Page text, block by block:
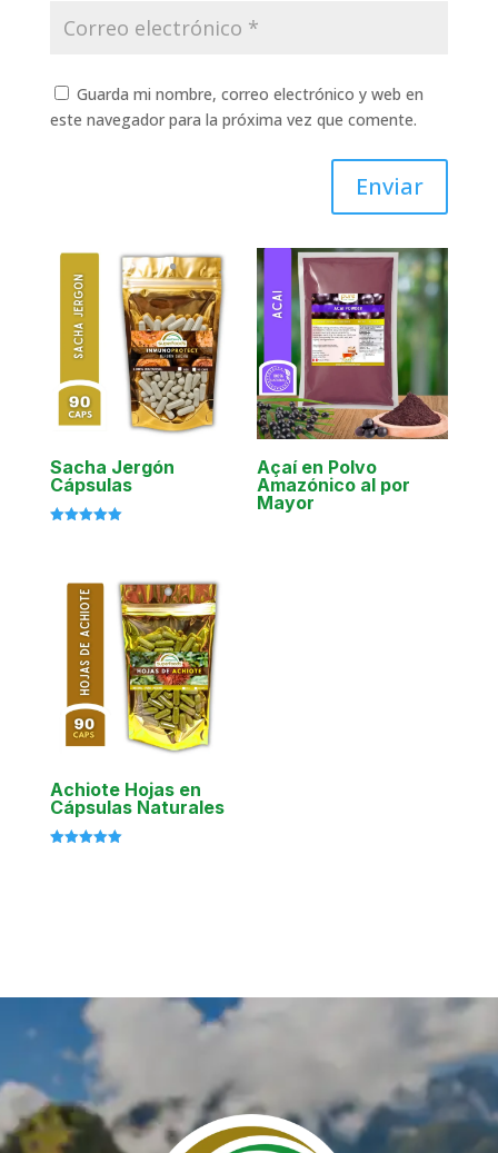
Guarda mi nombre, correo electrónico y web en
este navegador para la próxima vez que comente.
Enviar
Sacha Jergón
Cápsulas
Açaí en Polvo
Amazónico al por
Mayor
Achiote Hojas en
Cápsulas Naturales